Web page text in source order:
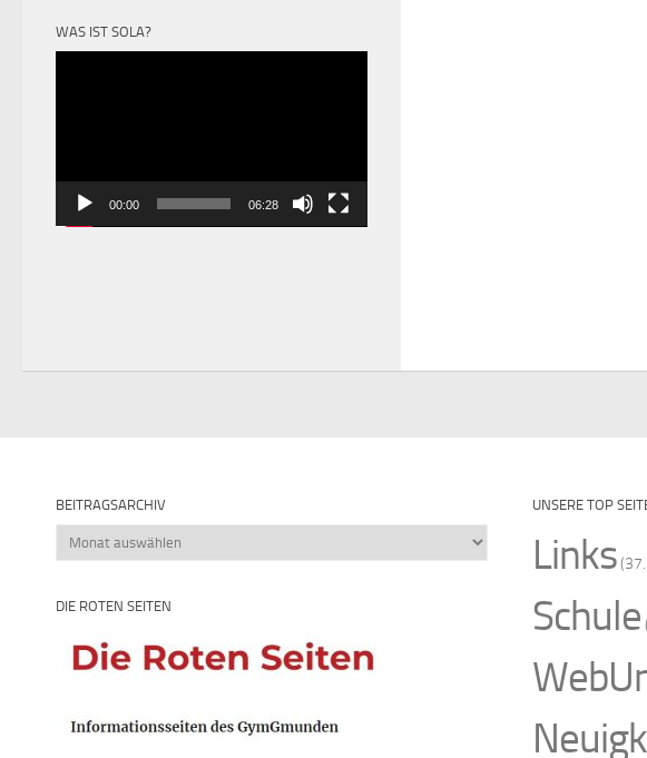
WAS IST SOLA?
00:00 06:28
BEITRAGSARCHIV
Beitragsarchiv
DIE ROTEN SEITEN
UNSERE TOP
Links
Schule